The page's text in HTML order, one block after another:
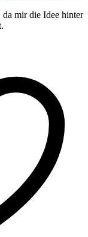
mir die Idee hinter